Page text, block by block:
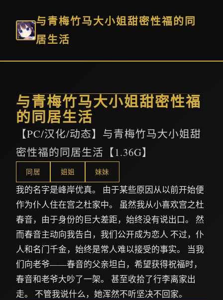
与青梅竹马大小姐甜密性福的同
居生活
与青梅竹马大小姐甜密性福
的同居生活
【PC/汉化/动态】与青梅竹马大小姐甜
密性福的同居生活【1.36G】
同居 姐姐 妹妹
我的名字是峰岸优真。 由于某些原因从以前开始便
作为仆人住在宫之杜家中。 虽然我从小喜欢宫之杜
春音，由于身份的巨大差距，始终没有说出口。 然
而春音主动向我告白，我们公开成为恋人 不过，仆
人和名门千金，始终是常人难以接受的事实。 当我
们向老爷——春音的父亲坦白，希望获得祝福时，
春音和老爷大吵了一架。 甚至收拾了行李离家出
走。 不管我说什么，她浑然不听坚决不回家。